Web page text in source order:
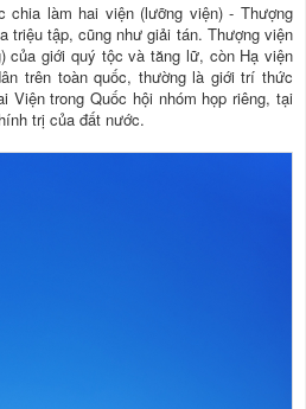
chia làm hai viện (lưỡng viện) - Thượng
triệu tập, cũng như giải tán. Thượng viện
của giới quý tộc và tăng lữ, còn Hạ viện
trên toàn quốc, thường là giới trí thức
Viện trong Quốc hội nhóm họp riêng, tại
trị của đất nước.